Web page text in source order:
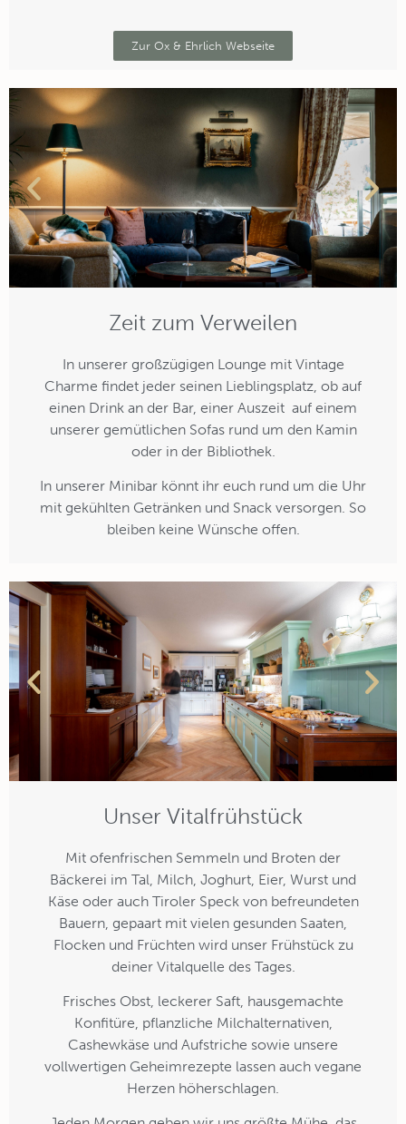
Zur Ox & Ehrlich Webseite
Zeit zum Verweilen
In unserer großzügigen Lounge mit Vintage
Charme findet jeder seinen Lieblingsplatz, ob auf
einen Drink an der Bar, einer Auszeit auf einem
unserer gemütlichen Sofas rund um den Kamin
oder in der Bibliothek.
In unserer Minibar könnt ihr euch rund um die Uhr
mit gekühlten Getränken und Snack versorgen. So
bleiben keine Wünsche offen.
Unser Vitalfrühstück
Mit ofenfrischen Semmeln und Broten der
Bäckerei im Tal, Milch, Joghurt, Eier, Wurst und
Käse oder auch Tiroler Speck von befreundeten
Bauern, gepaart mit vielen gesunden Saaten,
Flocken und Früchten wird unser Frühstück zu
deiner Vitalquelle des Tages.
Frisches Obst, leckerer Saft, hausgemachte
Konfitüre, pflanzliche Milchalternativen,
Cashewkäse und Aufstriche sowie unsere
vollwertigen Geheimrezepte lassen auch vegane
Herzen höherschlagen.